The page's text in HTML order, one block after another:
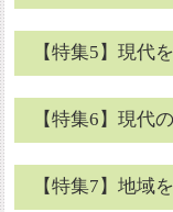
【特集5】現代
【特集6】現代
【特集7】地域